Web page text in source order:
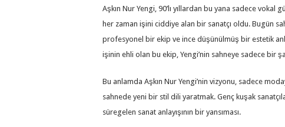
Aşkın Nur Yengi, 90’lı yıllardan bu yana sadece
her zaman işini ciddiye alan bir sanatçı oldu. Bugün
profesyonel bir ekip ve ince düşünülmüş bir estetik
işinin ehli olan bu ekip, Yengi’nin sahneye sadece bir
Bu anlamda Aşkın Nur Yengi’nin vizyonu, sadece
sahnede yeni bir stil dili yaratmak. Genç kuşak
süregelen sanat anlayışının bir yansıması.